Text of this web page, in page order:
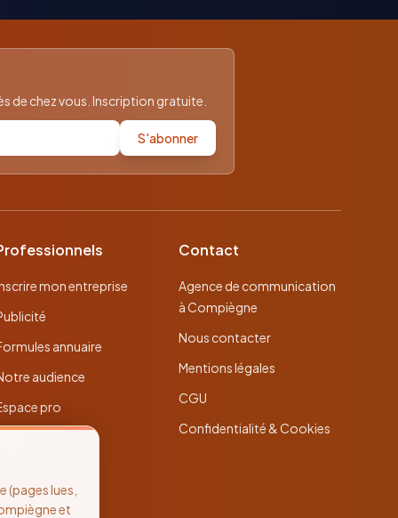
de chez vous. Inscription gratuite.
S'abonner
mon entreprise
annuaire
audience
pro
Contact
Agence de communication
à Compiègne
Nous contacter
Mentions légales
CGU
Confidentialité & Cookies
lues,
et